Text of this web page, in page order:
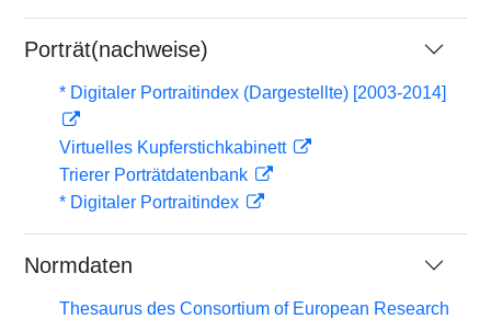
Porträt(nachweise)
* Digitaler Portraitindex (Dargestellte) [2003-2014]
Virtuelles Kupferstichkabinett
Trierer Porträtdatenbank
* Digitaler Portraitindex
Normdaten
Thesaurus des Consortium of European Research